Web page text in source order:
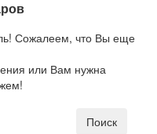
Сожалеем, что Вы еще
или Вам нужна
Поиск